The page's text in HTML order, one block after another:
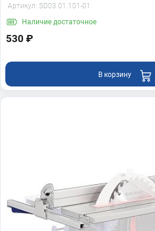
Артикул: SD03.01.101-01
Наличие достаточное
530 ₽
В корзину